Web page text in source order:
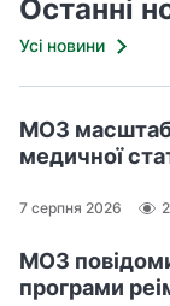
Останні
Усі новини
МОЗ
медичної
7 серпня 2026
МОЗ
програми